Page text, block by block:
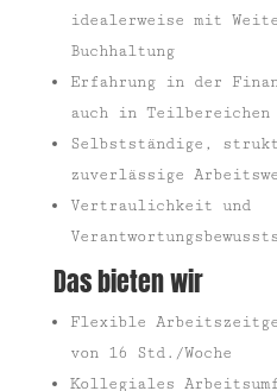
idealerweise mit
Buchhaltung
Erfahrung in der
auch in Teilbereichen
Selbstständige,
zuverlässige
Vertraulichkeit und
Das bieten wir
Flexible
von 16 Std./Woche
Kollegiales